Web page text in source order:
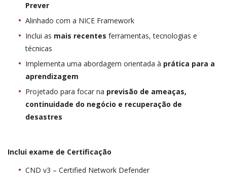
Prever
Alinhado com a NICE Framework
Inclui as mais recentes ferramentas, tecnologias e
técnicas
Implementa uma abordagem orientada à prática para a
aprendizagem
Projetado para focar na previsão de ameaças,
continuidade do negócio e recuperação de
desastres
Inclui exame de Certificação
CND v3 – Certified Network Defender